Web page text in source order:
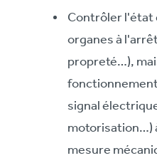
Contrôler l'état
organes à
propreté…),
signal
motorisation…)
mesure